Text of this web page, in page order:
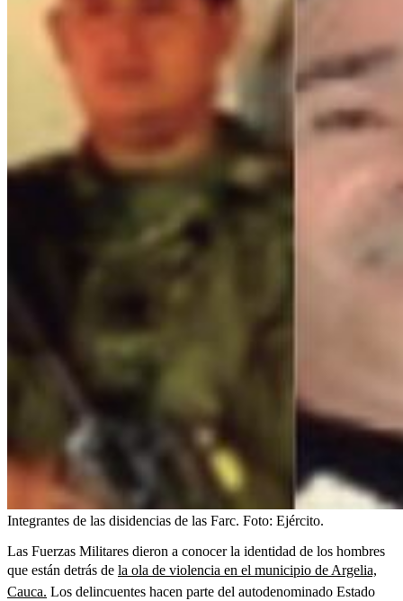
Integrantes de las disidencias de las Farc. Foto: Ejército.
Las Fuerzas Militares dieron a conocer la identidad de los hombres
que están detrás de la ola de violencia en el municipio de Argelia,
Cauca. Los delincuentes hacen parte del autodenominado Estado